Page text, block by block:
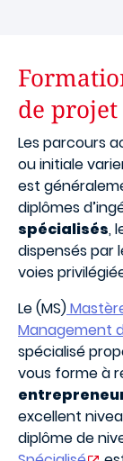
de
Les parcours
ou initiale
est
diplômes
spécialisés,
dispensés par
voies
Le (MS)
Management
spécialisé
vous forme à
excellent
diplôme de